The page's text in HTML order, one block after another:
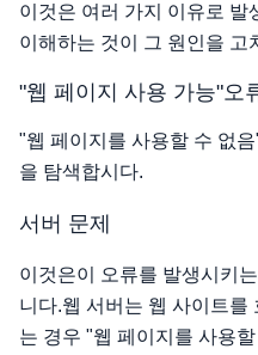
이것은 여러 가지 이유로 발
이해하는 것이 그 원인을 고
"웹 페이지 사용 가능"오
"웹 페이지를 사용할 수 없
을 탐색합시다.
서버 문제
이것은이 오류를 발생시키
니다.웹 서버는 웹 사이트를
는 경우 "웹 페이지를 사용